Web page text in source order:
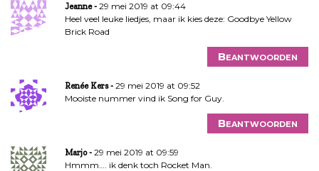
Jeanne
29 mei 2019 at 09:44
Heel veel leuke liedjes, maar ik kies deze: Goodbye Yellow
Brick Road
Beantwoorden
Renée Kers
29 mei 2019 at 09:52
Mooiste nummer vind ik Song for Guy.
Beantwoorden
Marjo
29 mei 2019 at 09:59
Hmmm…. ik denk toch Rocket Man.